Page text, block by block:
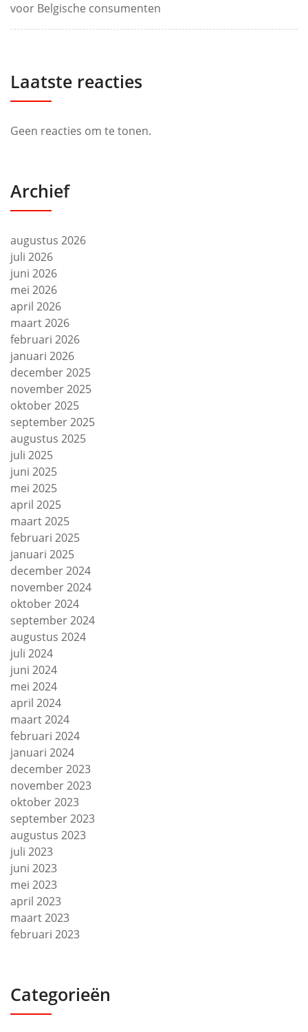
voor Belgische consumenten
Laatste reacties
Geen reacties om te tonen.
Archief
augustus 2026
juli 2026
juni 2026
mei 2026
april 2026
maart 2026
februari 2026
januari 2026
december 2025
november 2025
oktober 2025
september 2025
augustus 2025
juli 2025
juni 2025
mei 2025
april 2025
maart 2025
februari 2025
januari 2025
december 2024
november 2024
oktober 2024
september 2024
augustus 2024
juli 2024
juni 2024
mei 2024
april 2024
maart 2024
februari 2024
januari 2024
december 2023
november 2023
oktober 2023
september 2023
augustus 2023
juli 2023
juni 2023
mei 2023
april 2023
maart 2023
februari 2023
Categorieën